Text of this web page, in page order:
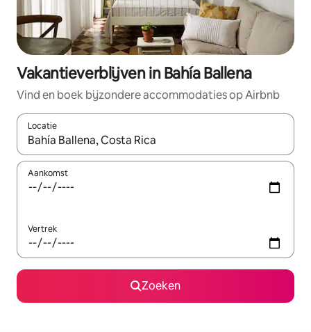
Vakantieverblijven in Bahía Ballena
Vind en boek bijzondere accommodaties op Airbnb
Locatie
Wanneer er resultaten beschikbaar zijn, maak je een keuze
Aankomst
Vertrek
Zoeken